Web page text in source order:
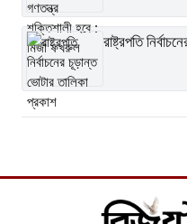
রাষ্ট্রপতি